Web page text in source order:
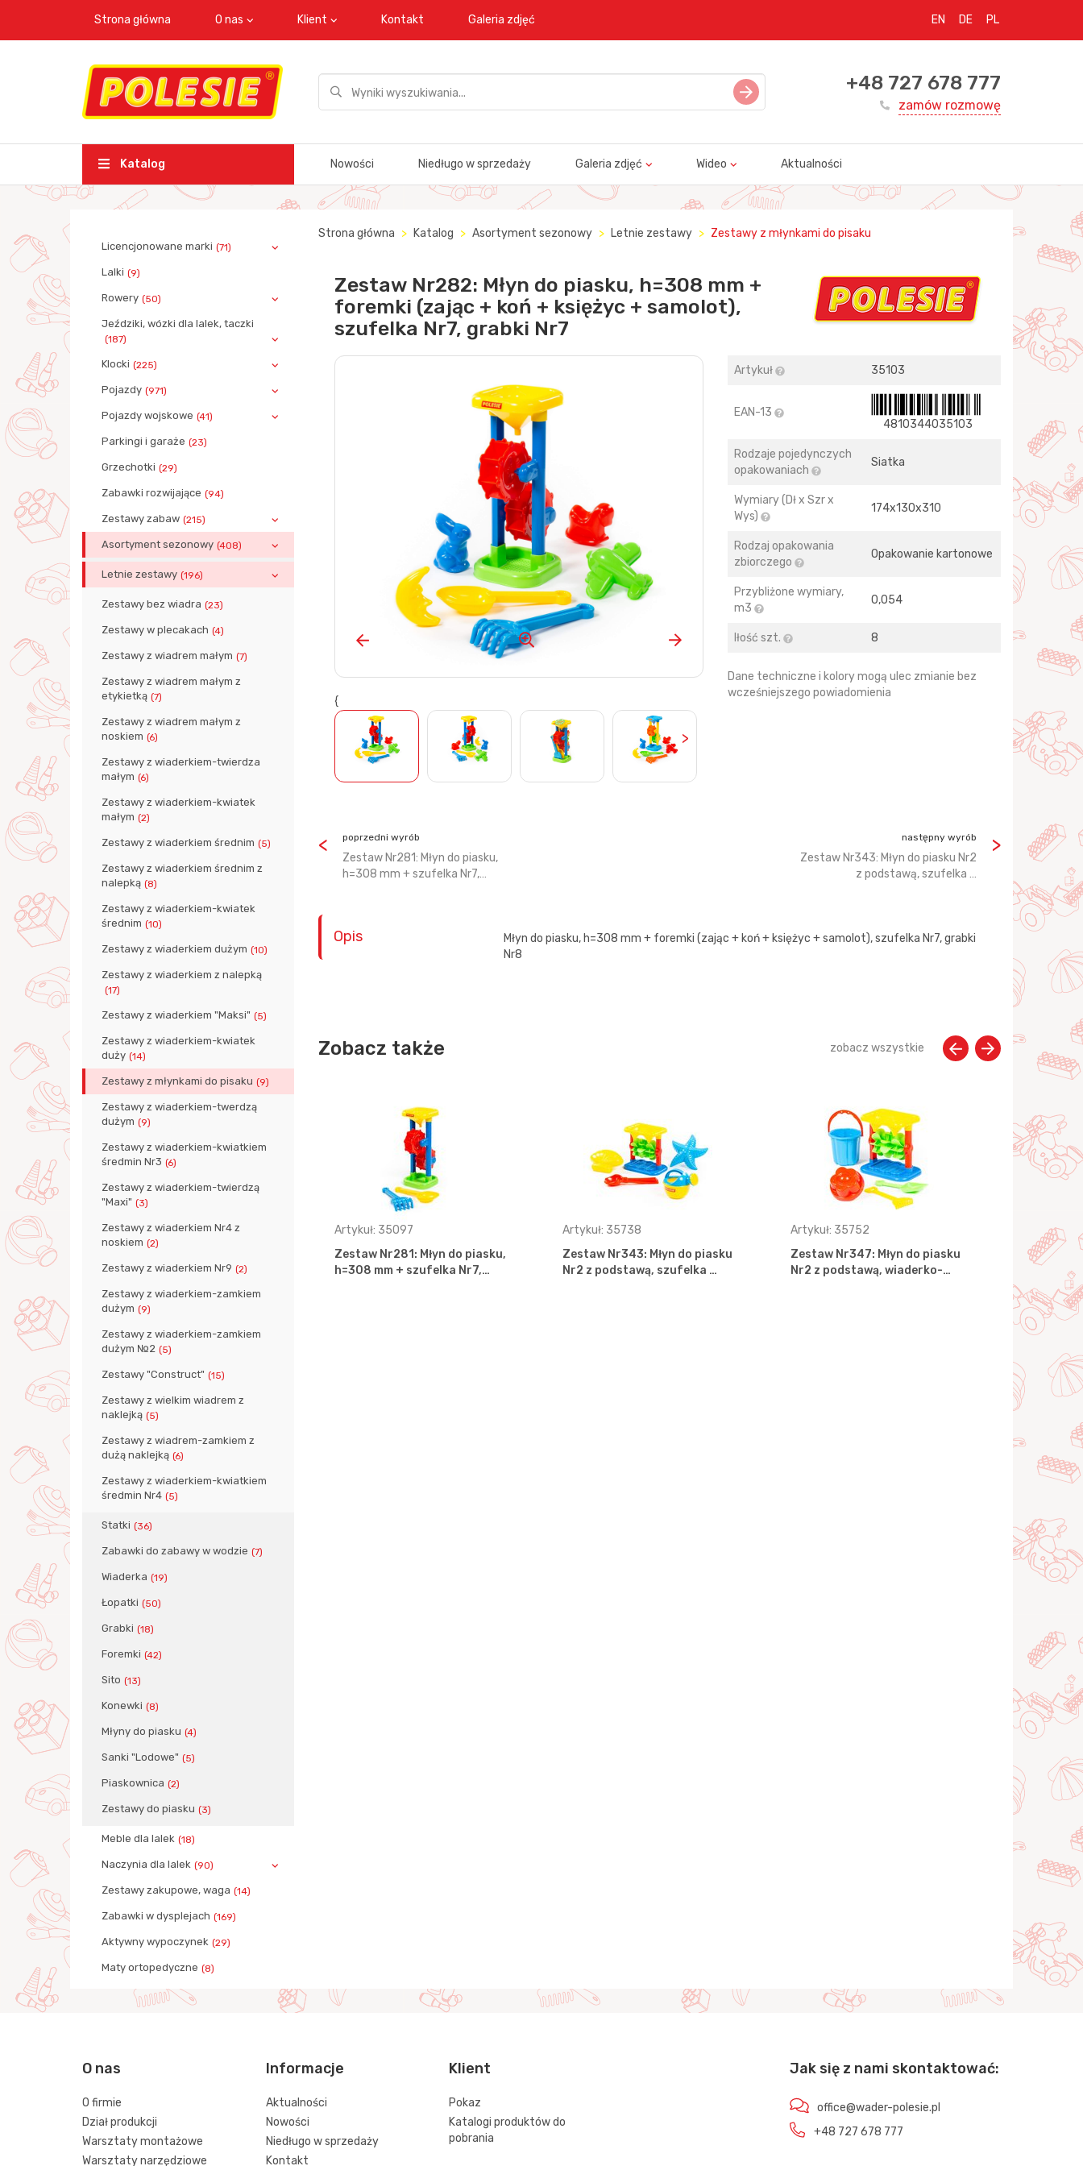
Strona główna O nas Klient Kontakt Galeria zdjęć EN DE PL
+48 727 678 777
zamów rozmowę
Katalog Nowości Niedługo w sprzedaży Galeria zdjęć Wideo Aktualności
Licencjonowane marki (71)
Lalki (9)
Rowery (50)
Jeździki, wózki dla lalek, taczki
(187)
Klocki (225)
Pojazdy (971)
Pojazdy wojskowe (41)
Parkingi i garaże (23)
Grzechotki (29)
Zabawki rozwijające (94)
Zestawy zabaw (215)
Asortyment sezonowy (408)
Letnie zestawy (196)
Zestawy bez wiadra (23)
Zestawy w plecakach (4)
Zestawy z wiadrem małym (7)
Zestawy z wiadrem małym z
etykietką (7)
Zestawy z wiadrem małym z
noskiem (6)
Zestawy z wiaderkiem-twierdza
małym (6)
Zestawy z wiaderkiem-kwiatek
małym (2)
Zestawy z wiaderkiem średnim (5)
Zestawy z wiaderkiem średnim z
nalepką (8)
Zestawy z wiaderkiem-kwiatek
średnim (10)
Zestawy z wiaderkiem dużym (10)
Zestawy z wiaderkiem z nalepką
(17)
Zestawy z wiaderkiem "Maksi" (5)
Zestawy z wiaderkiem-kwiatek
duży (14)
Zestawy z młynkami do pisaku (9)
Zestawy z wiaderkiem-twerdzą
dużym (9)
Zestawy z wiaderkiem-kwiatkiem
średmin Nr3 (6)
Zestawy z wiaderkiem-twierdzą
"Maxi" (3)
Zestawy z wiaderkiem Nr4 z
noskiem (2)
Zestawy z wiaderkiem Nr9 (2)
Zestawy z wiaderkiem-zamkiem
dużym (9)
Zestawy z wiaderkiem-zamkiem
dużym №2 (5)
Zestawy "Construct" (15)
Zestawy z wielkim wiadrem z
naklejką (5)
Zestawy z wiadrem-zamkiem z
dużą naklejką (6)
Zestawy z wiaderkiem-kwiatkiem
średmin Nr4 (5)
Statki (36)
Zabawki do zabawy w wodzie (7)
Wiaderka (19)
Łopatki (50)
Grabki (18)
Foremki (42)
Sito (13)
Konewki (8)
Młyny do piasku (4)
Sanki "Lodowe" (5)
Piaskownica (2)
Zestawy do piasku (3)
Meble dla lalek (18)
Naczynia dla lalek (90)
Zestawy zakupowe, waga (14)
Zabawki w dysplejach (169)
Aktywny wypoczynek (29)
Maty ortopedyczne (8)
Strona główna Katalog Asortyment sezonowy Letnie zestawy Zestawy z młynkami do pisaku
Zestaw Nr282: Młyn do piasku, h=308 mm +
foremki (zając + koń + księżyc + samolot),
szufelka Nr7, grabki Nr7
{
>
Artykuł 35103
EAN-13
4810344035103
Rodzaje pojedynczych
opakowaniach
Siatka
Wymiary (Dł x Szr x
Wys)
174х130х310
Rodzaj opakowania
zbiorczego
Opakowanie kartonowe
Przybliżone wymiary,
m3
0,054
Iłość szt. 8
Dane techniczne i kolory mogą ulec zmianie bez
wcześniejszego powiadomienia
poprzedni wyrób
Zestaw Nr281: Młyn do piasku,
h=308 mm + szufelka Nr7,…
następny wyrób
Zestaw Nr343: Młyn do piasku Nr2
z podstawą, szufelka …
Opis
Młyn do piasku, h=308 mm + foremki (zając + koń + księżyc + samolot), szufelka Nr7, grabki
Nr8
Zobacz także zobacz wszystkie
piasku
Artykuł: 57266
Nr2 z podstawą sito-twier…
Artykuł: 35097
Zestaw Nr281: Młyn do piasku,
h=308 mm + szufelka Nr7,…
Artykuł: 35738
Zestaw Nr343: Młyn do piasku
Nr2 z podstawą, szufelka …
Artykuł: 35752
Zestaw Nr347: Młyn do piasku
Nr2 z podstawą, wiaderko-…
Artykuł:
Zestaw
Nr4,
O nas
O firmie
Dział produkcji
Warsztaty montażowe
Warsztaty narzędziowe
Informacje
Aktualności
Nowości
Niedługo w sprzedaży
Kontakt
Klient
Pokaz
Katalogi produktów do
pobrania
Jak się z nami skontaktować:
office@wader-polesie.pl
+48 727 678 777